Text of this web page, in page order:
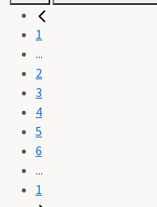
1
...
2
3
4
5
6
...
1